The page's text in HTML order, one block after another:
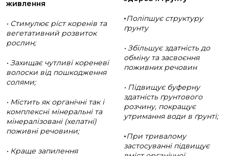
живлення
• Стимулює ріст коренів та
вегетативний розвиток
рослин;
• Захищає чутливі кореневі
волоски від пошкодження
солями;
• Містить як органічні так і
комплексні мінеральні та
мінералізовані (хелатні)
поживні речовини;
• Краще запилення
•Поліпшує структуру
ґрунту
• Збільшує здатність до
обміну та засвоєння
поживних речовин
• Підвищує буферну
здатність ґрунтового
розчину, покращує
утримання води в ґрунті;
•При тривалому
застосуванні підвищує